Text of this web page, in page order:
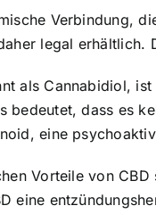
Verbindung,
legal erhältlich.
als Cannabidiol,
bedeutet, dass es
eine
Vorteile von
eine